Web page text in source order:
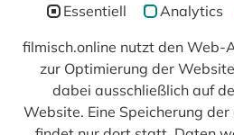
In Kooperation mit
Essentiell Analytics
filmisch.online nutzt den Web-
zur Optimierung der
dabei ausschließlich auf
Website. Eine Speicherung